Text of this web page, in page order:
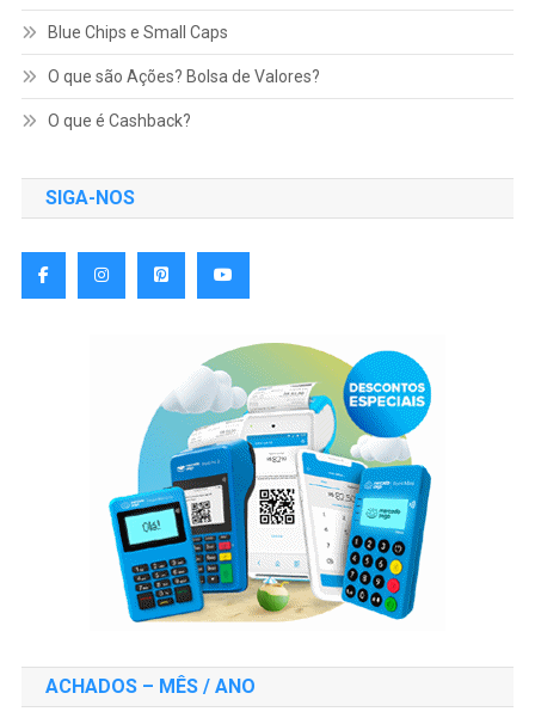
Blue Chips e Small Caps
O que são Ações? Bolsa de Valores?
O que é Cashback?
SIGA-NOS
ACHADOS – MÊS / ANO